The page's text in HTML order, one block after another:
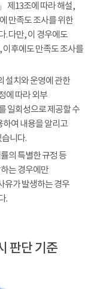
제13조에 따라 해설,
만족도 조사를 위한
. 다만, 이 경우에도
이후에도 만족도 조사를
설치와 운영에 관한
에 따라 외부
일회성으로 제공할 수
하여 내용을 알리고
니다.
의 특별한 규정 등
는 경우에만
유가 발생하는 경우
.
판단 기준